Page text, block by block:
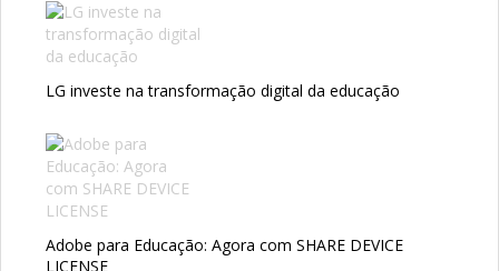
LG investe na transformação digital da educação
Adobe para Educação: Agora com SHARE DEVICE
LICENSE